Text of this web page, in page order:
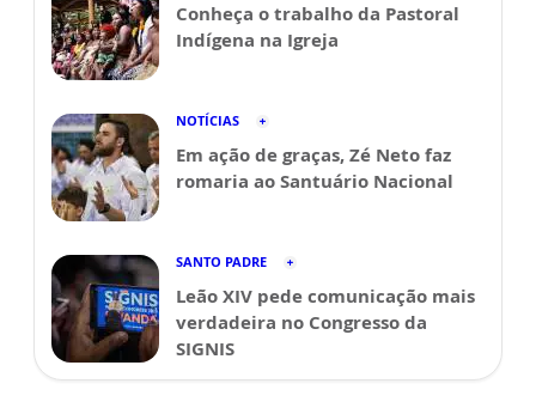
Conheça o trabalho da Pastoral
Indígena na Igreja
NOTÍCIAS
Em ação de graças, Zé Neto faz
romaria ao Santuário Nacional
SANTO PADRE
Leão XIV pede comunicação mais
verdadeira no Congresso da
SIGNIS